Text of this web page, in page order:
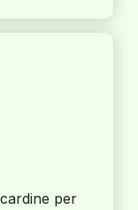
per